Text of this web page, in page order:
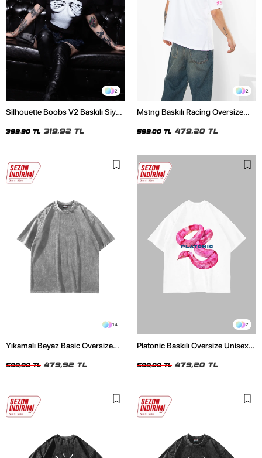
2
Silhouette Boobs V2 Baskılı Siyah
399,90 TL 319,92 TL
2
Mstng Baskılı Racing Oversize
599,00 TL 479,20 TL
14
Yıkamalı Beyaz Basic Oversize
599,90 TL 479,92 TL
2
Platonic Baskılı Oversize Unisex
599,00 TL 479,20 TL